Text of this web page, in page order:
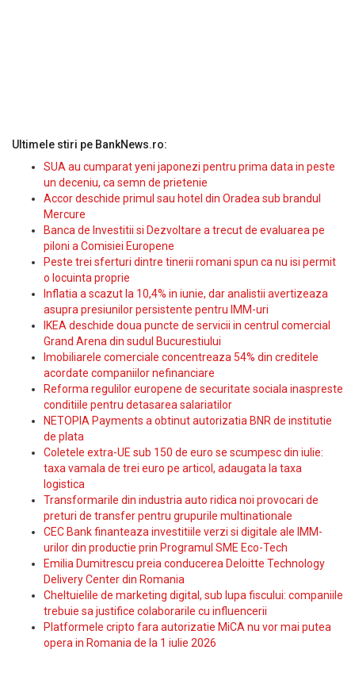
Ultimele stiri pe BankNews.ro:
SUA au cumparat yeni japonezi pentru prima data in peste
un deceniu, ca semn de prietenie
Accor deschide primul sau hotel din Oradea sub brandul
Mercure
Banca de Investitii si Dezvoltare a trecut de evaluarea pe
piloni a Comisiei Europene
Peste trei sferturi dintre tinerii romani spun ca nu isi permit
o locuinta proprie
Inflatia a scazut la 10,4% in iunie, dar analistii avertizeaza
asupra presiunilor persistente pentru IMM-uri
IKEA deschide doua puncte de servicii in centrul comercial
Grand Arena din sudul Bucurestiului
Imobiliarele comerciale concentreaza 54% din creditele
acordate companiilor nefinanciare
Reforma regulilor europene de securitate sociala inaspreste
conditiile pentru detasarea salariatilor
NETOPIA Payments a obtinut autorizatia BNR de institutie
de plata
Coletele extra-UE sub 150 de euro se scumpesc din iulie:
taxa vamala de trei euro pe articol, adaugata la taxa
logistica
Transformarile din industria auto ridica noi provocari de
preturi de transfer pentru grupurile multinationale
CEC Bank finanteaza investitiile verzi si digitale ale IMM-
urilor din productie prin Programul SME Eco-Tech
Emilia Dumitrescu preia conducerea Deloitte Technology
Delivery Center din Romania
Cheltuielile de marketing digital, sub lupa fiscului: companiile
trebuie sa justifice colaborarile cu influencerii
Platformele cripto fara autorizatie MiCA nu vor mai putea
opera in Romania de la 1 iulie 2026